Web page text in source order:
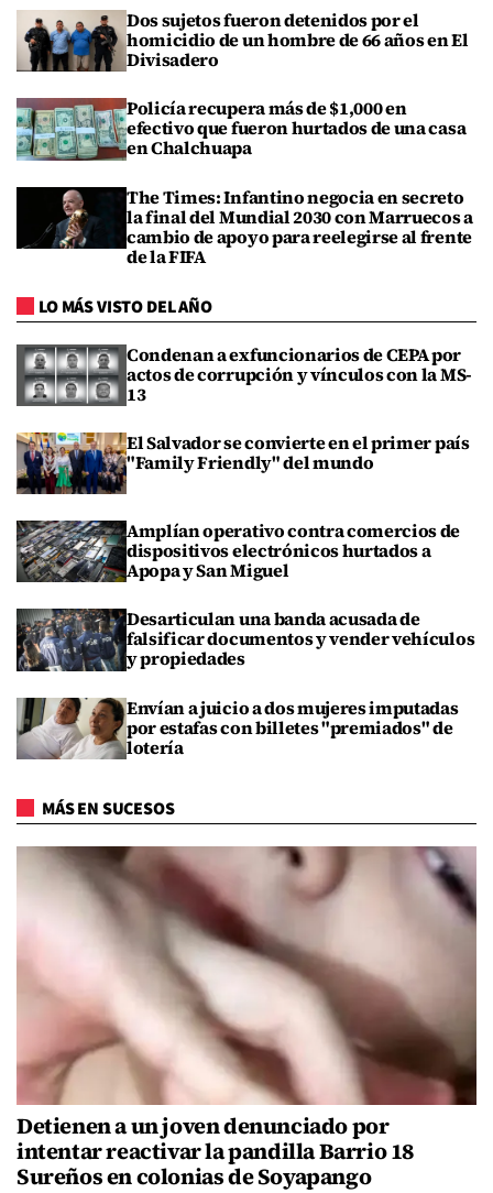
Dos sujetos fueron detenidos por el
homicidio de un hombre de 66 años en El
Divisadero
Policía recupera más de $1,000 en
efectivo que fueron hurtados de una casa
en Chalchuapa
The Times: Infantino negocia en secreto
la final del Mundial 2030 con Marruecos a
cambio de apoyo para reelegirse al frente
de la FIFA
LO MÁS VISTO DEL AÑO
Condenan a exfuncionarios de CEPA por
actos de corrupción y vínculos con la MS-
13
El Salvador se convierte en el primer país
"Family Friendly" del mundo
Amplían operativo contra comercios de
dispositivos electrónicos hurtados a
Apopa y San Miguel
Desarticulan una banda acusada de
falsificar documentos y vender vehículos
y propiedades
Envían a juicio a dos mujeres imputadas
por estafas con billetes "premiados" de
lotería
MÁS EN SUCESOS
Detienen a un joven denunciado por
intentar reactivar la pandilla Barrio 18
Sureños en colonias de Soyapango